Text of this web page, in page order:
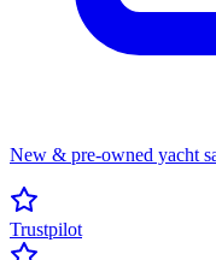
New & pre-owned yacht
Trustpilot